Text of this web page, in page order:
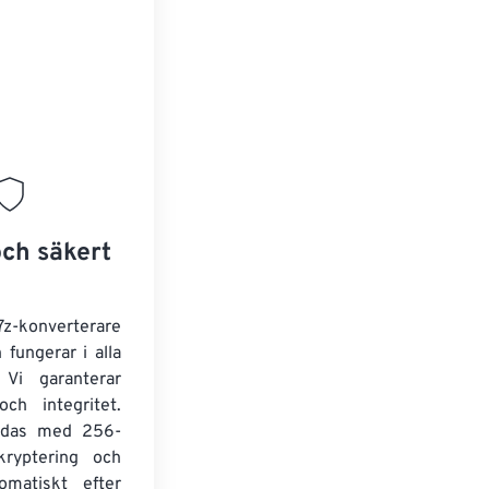
säkert
konverterare
fungerar i alla
Vi garanterar
integritet.
med 256-
och
efter